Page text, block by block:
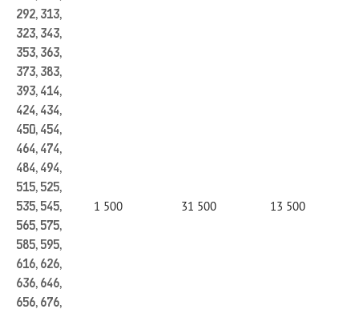
292, 313,
323, 343,
353, 363,
373, 383,
393, 414,
424, 434,
450, 454,
464, 474,
484, 494,
515, 525,
535, 545,
565, 575,
585, 595,
616, 626,
636, 646,
656, 676,
1 500 31 500 13 500